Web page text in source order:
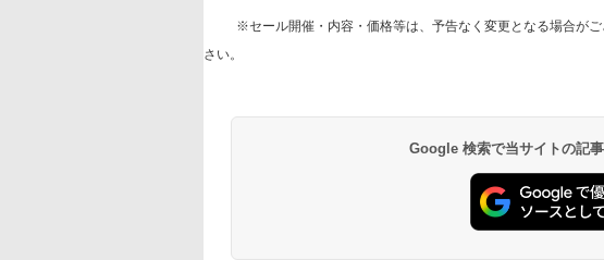
※セール開催・内容・価格等は、予告なく変更となる場合が
さい。
Google 検索で当サイトの記